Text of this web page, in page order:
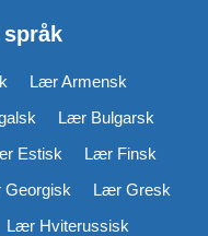
Lær Armensk
Lær Bulgarsk
Estisk
Lær Finsk
Lær Gresk
Lær Hviterussisk